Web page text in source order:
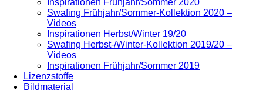
Inspirationen Frühjahr/Sommer 2020
Swafing Frühjahr/Sommer-Kollektion 2020 –
Videos
Inspirationen Herbst/Winter 19/20
Swafing Herbst-/Winter-Kollektion 2019/20 –
Videos
Inspirationen Frühjahr/Sommer 2019
Lizenzstoffe
Bildmaterial